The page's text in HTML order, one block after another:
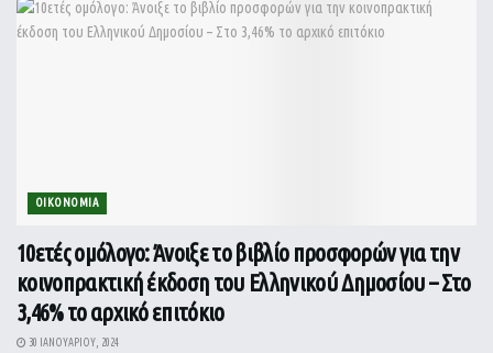
ΟΙΚΟΝΟΜΙΑ
10ετές ομόλογο: Άνοιξε το βιβλίο προσφορών για την
κοινοπρακτική έκδοση του Ελληνικού Δημοσίου – Στο
3,46% το αρχικό επιτόκιο
30 ΙΑΝΟΥΑΡΊΟΥ, 2024